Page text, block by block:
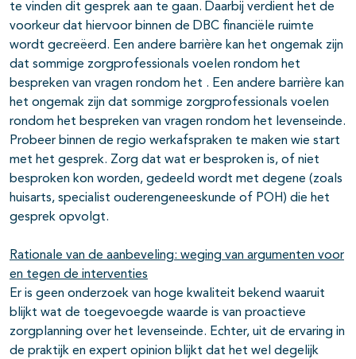
te vinden dit gesprek aan te gaan. Daarbij verdient het de
voorkeur dat hiervoor binnen de DBC financiële ruimte
wordt gecreëerd. Een andere barrière kan het ongemak zijn
dat sommige zorgprofessionals voelen rondom het
bespreken van vragen rondom het . Een andere barrière kan
het ongemak zijn dat sommige zorgprofessionals voelen
rondom het bespreken van vragen rondom het levenseinde.
Probeer binnen de regio werkafspraken te maken wie start
met het gesprek. Zorg dat wat er besproken is, of niet
besproken kon worden, gedeeld wordt met degene (zoals
huisarts, specialist ouderengeneeskunde of POH) die het
gesprek opvolgt.
Rationale van de aanbeveling: weging van argumenten voor
en tegen de interventies
Er is geen onderzoek van hoge kwaliteit bekend waaruit
blijkt wat de toegevoegde waarde is van proactieve
zorgplanning over het levenseinde. Echter, uit de ervaring in
de praktijk en expert opinion blijkt dat het wel degelijk